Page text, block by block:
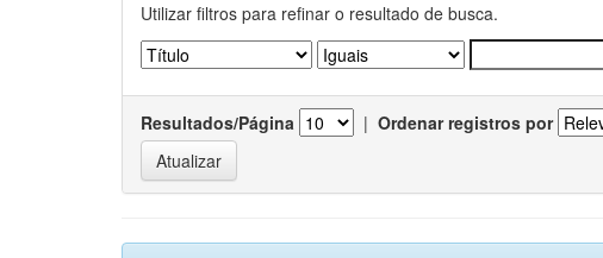
Utilizar filtros para refinar o resultado de busca.
Resultados/Página | Ordenar registros por